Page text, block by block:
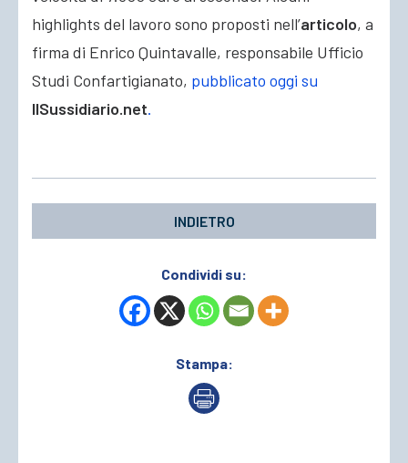
highlights del lavoro sono proposti nell’articolo, a
firma di Enrico Quintavalle, responsabile Ufficio
Studi Confartigianato, pubblicato oggi su
IlSussidiario.net.
INDIETRO
Condividi su:
Stampa: